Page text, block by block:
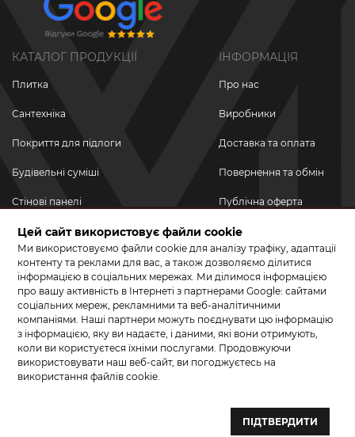
КАТАЛОГ ПРОДУКЦІЇ
Плитка
Сантехніка
Покриття для підлоги
Будівельні суміші
Стінові панелі
Новинки
Акційні товари
Акції/Знижки
ІНФОРМАЦІЯ
Про нас
Виробники
Доставка та оплата
Повернення та обмін
Публічна оферта
Політика
конфіденційності
ПРИЄДНУЙТЕСЬ ДО НАС У СОЦМЕРЕЖАХ
Створення сайту та розробка сайтів — веб–студія ”Бренд–A“
Цей сайт використовує файли cookie
Ми використовуємо файли cookie для аналізу трафіку, адаптації
контенту та реклами для вас, а також дозволяємо ділитися
інформацією в соціальних мережах. Ми ділимося інформацією
про вашу активність в Інтернеті з партнерами Google: сайтами
соціальних мереж, рекламними та веб-аналітичними
компаніями. Наші партнери можуть поєднувати цю інформацію
з інформацією, яку ви надаєте, і даними, які вони отримують,
коли ви користуєтеся їхніми послугами. Продовжуючи
використовувати наш веб-сайт, ви погоджуєтесь на
використання файлів cookie.
ПІДТВЕРДИТИ